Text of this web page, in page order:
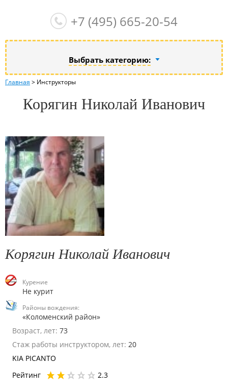
+7 (495) 665-20-54
Выбрать категорию:
Главная > Инструкторы
Корягин Николай Иванович
Корягин Николай Иванович
Курение
Не курит
Районы вождения:
«Коломенский район»
Возраст, лет: 73
Стаж работы инструктором, лет: 20
KIA PICANTO
Рейтинг
2.3